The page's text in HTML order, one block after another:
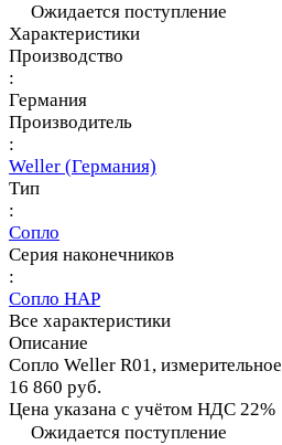
Ожидается поступление
Характеристики
Производство
:
Германия
Производитель
:
Weller (Германия)
Тип
:
Сопло
Серия наконечников
:
Сопло HAP
Все характеристики
Описание
Сопло Weller R01, измерительное
16 860 руб.
Цена указана с учётом НДС 22%
Ожидается поступление